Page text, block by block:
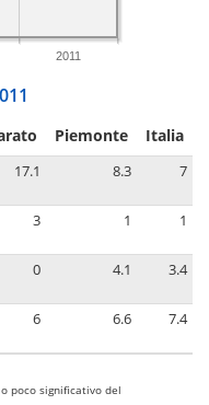
2011
Piemonte Italia
17.1 8.3 7
3 1 1
0 4.1 3.4
6 6.6 7.4
poco significativo del